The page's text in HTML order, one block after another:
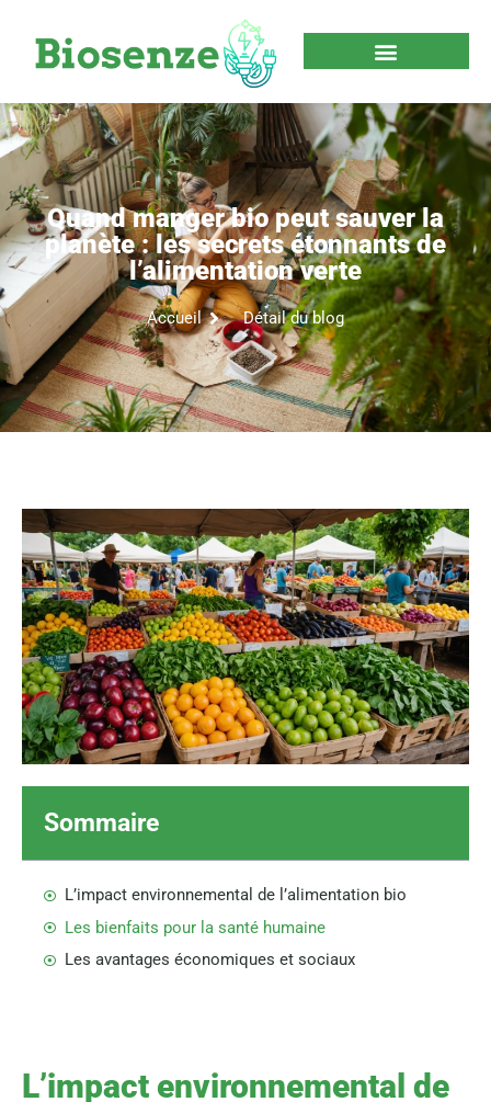
Quand manger bio peut sauver la
planète : les secrets étonnants de
l’alimentation verte
Accueil Détail du blog
Sommaire
L’impact environnemental de l’alimentation bio
Les bienfaits pour la santé humaine
Les avantages économiques et sociaux
L’impact environnemental de